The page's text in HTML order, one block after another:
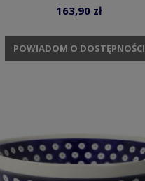
163,90 zł
POWIADOM O DOSTĘPNOŚCI